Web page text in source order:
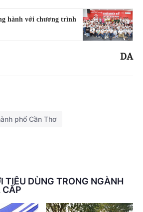
hành với chương trình
DA
phố Cần Thơ
TIÊU DÙNG TRONG NGÀNH
CẤP